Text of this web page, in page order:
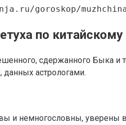
goroskop/
по
сдержанного Быка и
данных астрологами.
и немногословны, уверены